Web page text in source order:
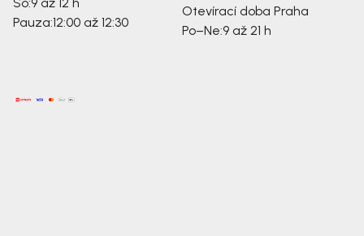
Pauza:12:00 až 12:30
Otevírací doba Praha
Po–Ne:9 až 21 h